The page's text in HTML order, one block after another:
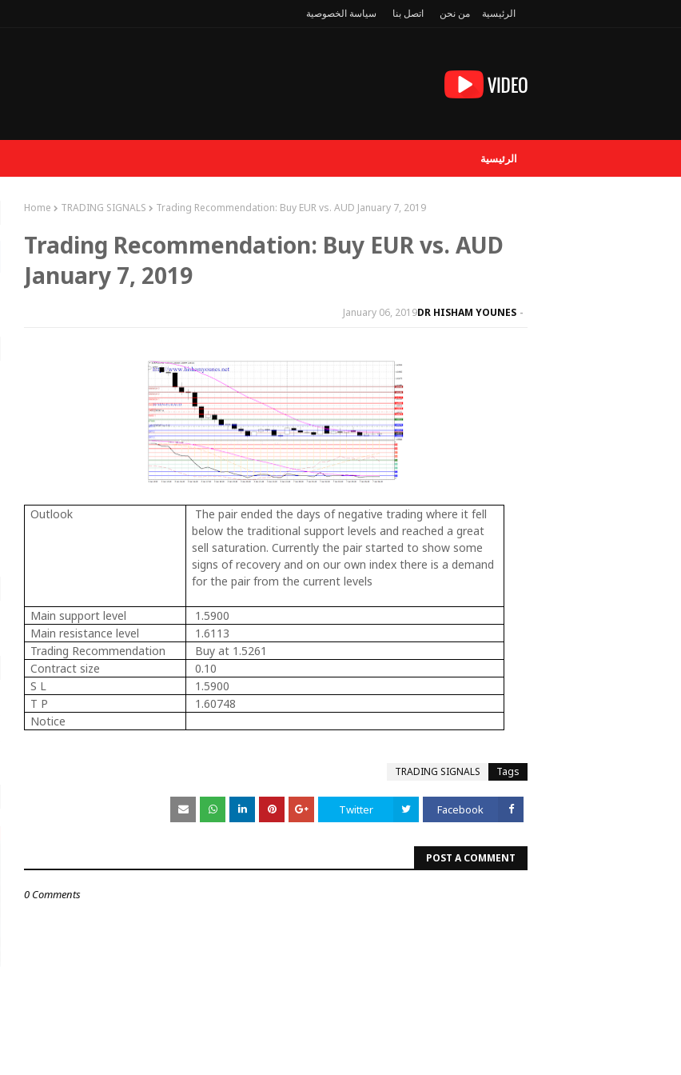
الرئيسية من نحن اتصل بنا سياسة الخصوصية
الرئيسية
Home TRADING SIGNALS Trading Recommendation: Buy EUR vs. AUD January 7, 2019
Trading Recommendation: Buy EUR vs. AUD
January 7, 2019
DR HISHAM YOUNES
January 06, 2019
Outlook
The pair ended the days of negative trading where it fell
below the traditional support levels and reached a great
sell saturation. Currently the pair started to show some
signs of recovery and on our own index there is a demand
for the pair from the current levels
Main support level
1.5900
Main resistance level
1.6113
Trading Recommendation
Buy at 1.5261
Contract size
0.10
S L
1.5900
T P
1.60748
Notice
Tags
TRADING SIGNALS
Facebook
Twitter
POST A COMMENT
0 Comments